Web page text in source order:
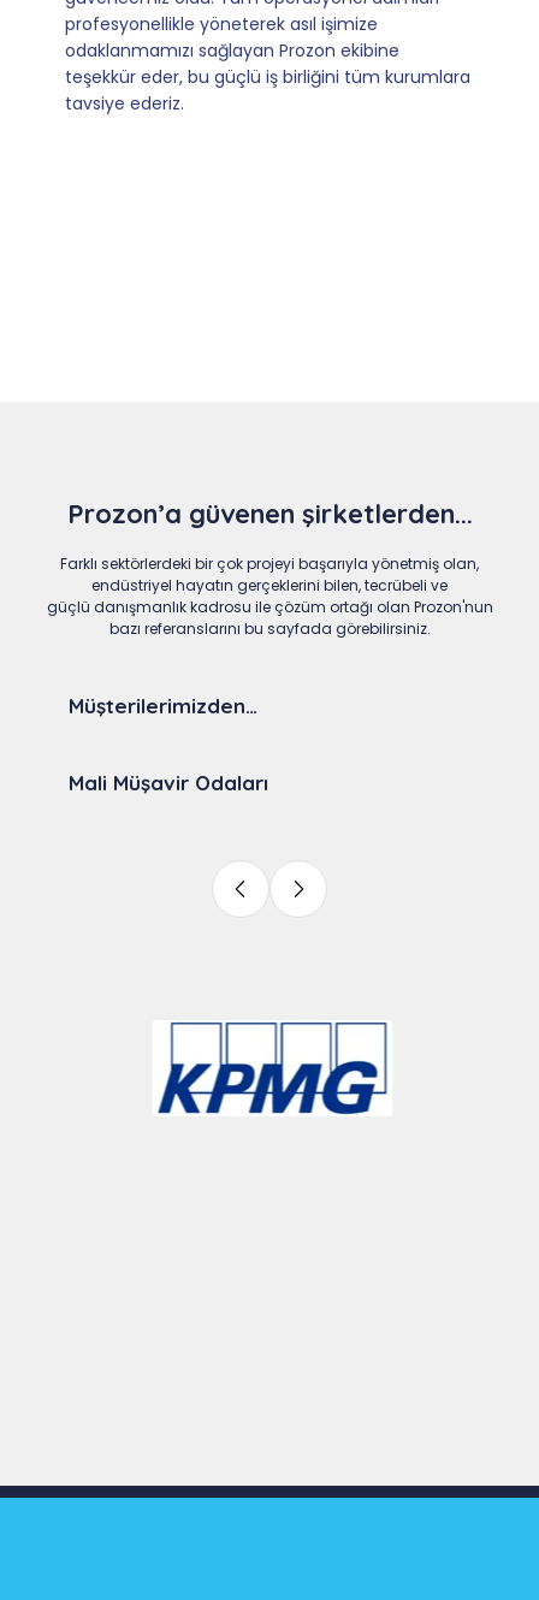
olmaları ve sorularımıza aldığımız hızlı geri
dönüşler.
Prozon’a güvenen şirketlerden...
Farklı sektörlerdeki bir çok projeyi başarıyla yönetmiş olan,
endüstriyel hayatın gerçeklerini bilen, tecrübeli ve
güçlü danışmanlık kadrosu ile çözüm ortağı olan Prozon'nun
bazı referanslarını bu sayfada görebilirsiniz.
Müşterilerimizden…
Mali Müşavir Odaları